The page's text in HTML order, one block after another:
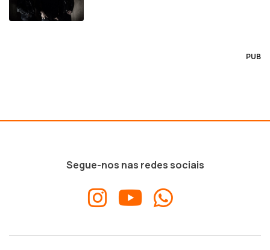
PUB
Segue-nos nas redes sociais